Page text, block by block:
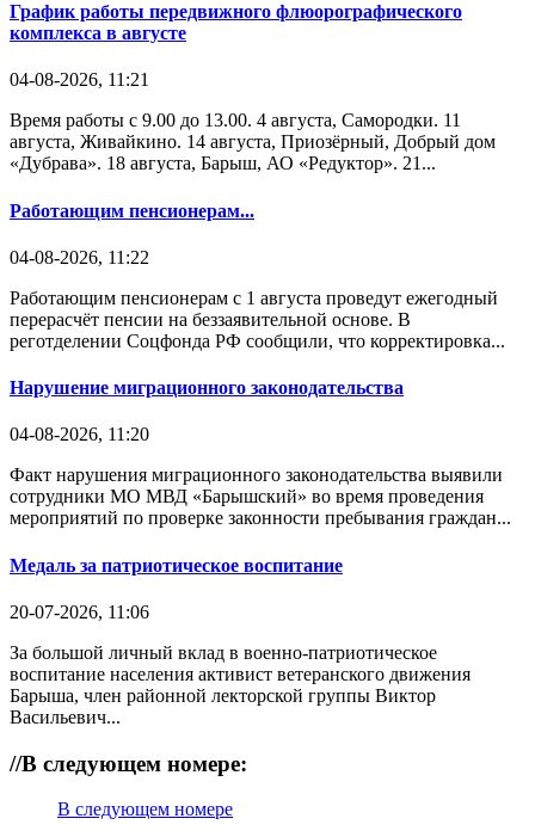
График работы передвижного флюорографического
комплекса в августе
04-08-2026, 11:21
Время работы с 9.00 до 13.00. 4 августа, Самородки. 11
августа, Живайкино. 14 августа, Приозёрный, Добрый дом
«Дубрава». 18 августа, Барыш, АО «Редуктор». 21...
Работающим пенсионерам...
04-08-2026, 11:22
Работающим пенсионерам с 1 августа проведут ежегодный
перерасчёт пенсии на беззаявительной основе. В
реготделении Соцфонда РФ сообщили, что корректировка...
Нарушение миграционного законодательства
04-08-2026, 11:20
Факт нарушения миграционного законодательства выявили
сотрудники МО МВД «Барышский» во время проведения
мероприятий по проверке законности пребывания граждан...
Медаль за патриотическое воспитание
20-07-2026, 11:06
За большой личный вклад в военно-патриотическое
воспитание населения активист ветеранского движения
Барыша, член районной лекторской группы Виктор
Васильевич...
//В следующем номере:
В следующем номере